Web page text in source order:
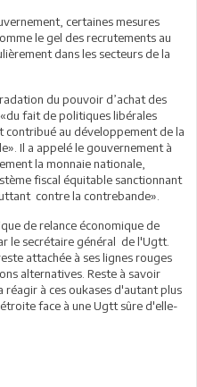
certaines mesures
le gel des recrutements au
dans les secteurs de la
du pouvoir d’achat des
fait de politiques libérales
contribué au développement de la
Il a appelé le gouvernement à
la monnaie nationale,
fiscal équitable sanctionnant
contre la contrebande».
de relance économique de
le secrétaire général de l'Ugtt.
attachée à ses lignes rouges
alternatives. Reste à savoir
à ces oukases d'autant plus
face à une Ugtt sûre d'elle-